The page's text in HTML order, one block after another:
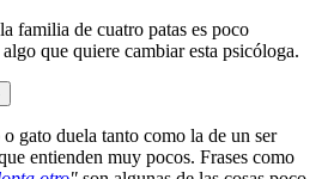
familia de cuatro patas es poco
que quiere cambiar esta psicóloga.
gato duela tanto como la de un ser
entienden muy pocos. Frases como